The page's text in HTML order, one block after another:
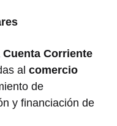
Cuenta Corriente
al comercio
de
y financiación de